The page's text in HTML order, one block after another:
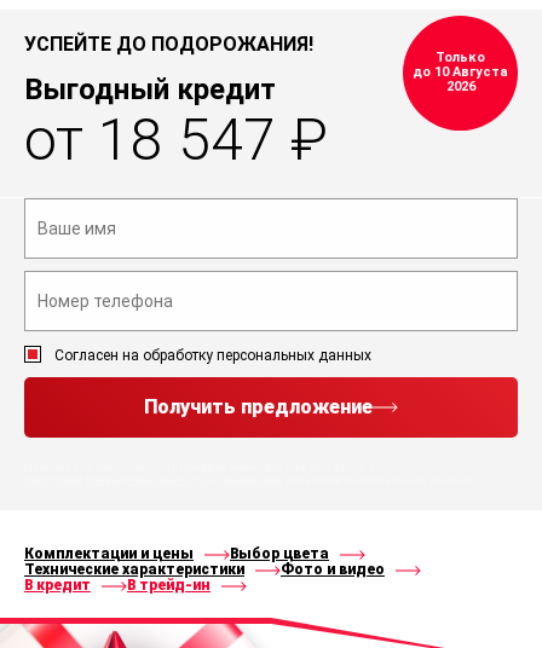
УСПЕЙТЕ ДО ПОДОРОЖАНИЯ!
Выгодный кредит
от 18 547 ₽
Только
до 10 Августа
2026
Согласен на обработку персональных данных
Получить предложение
Комплектации и цены
Выбор цвета
Технические характеристики
Фото и видео
В кредит
В трейд-ин